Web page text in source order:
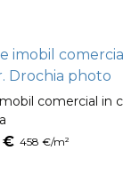
comercial in
€ 458 €/m²